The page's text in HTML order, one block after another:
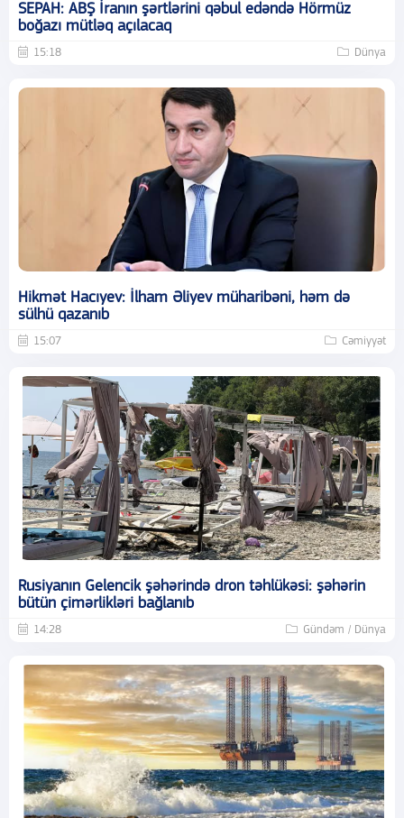
SEPAH: ABŞ İranın şərtlərini qəbul edəndə Hörmüz
boğazı mütləq açılacaq
15:18 Dünya
Hikmət Hacıyev: İlham Əliyev müharibəni, həm də
sülhü qazanıb
15:07 Cəmiyyət
Rusiyanın Gelencik şəhərində dron təhlükəsi: şəhərin
bütün çimərlikləri bağlanıb
14:28 Gündəm / Dünya